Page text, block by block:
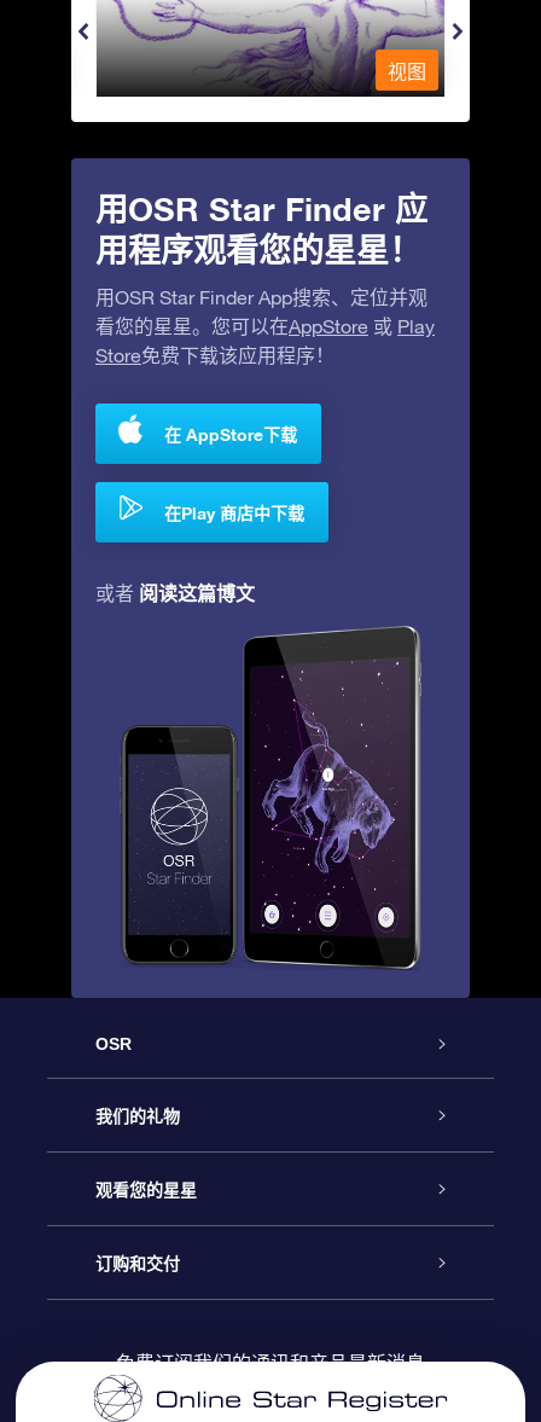
视图
用OSR Star Finder 应
用程序观看您的星星！
用OSR Star Finder App搜索、定位并观
看您的星星。您可以在AppStore 或 Play
Store免费下载该应用程序！
在 AppStore下载
在Play 商店中下载
或者 阅读这篇博文
OSR
客户服务
联系我们
博客
评论
我们的礼物
Online Star礼物
OSR 礼物包
OSR 礼物卡
观看您的星星
Online Star Register
个性化的Star Page
订购和交付
付款信息
免费订阅我们的通讯和产品最新消息